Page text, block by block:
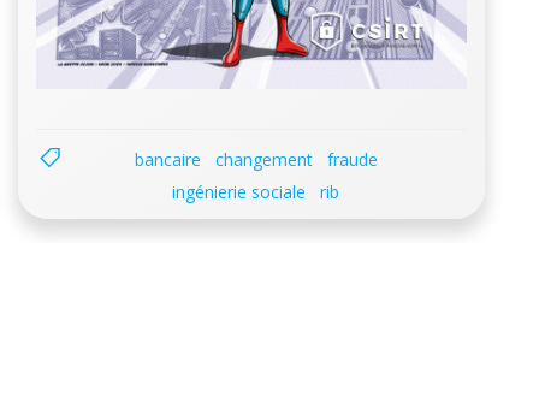
bancaire changement
fraude
ingénierie sociale
rib